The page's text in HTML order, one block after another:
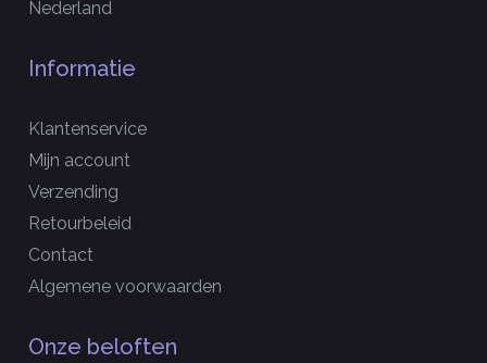
Nederland
Informatie
Klantenservice
Mijn account
Verzending
Retourbeleid
Contact
Algemene voorwaarden
Onze beloften